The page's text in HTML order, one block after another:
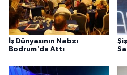
İş Dünyasının Nabzı
Bodrum'da Attı